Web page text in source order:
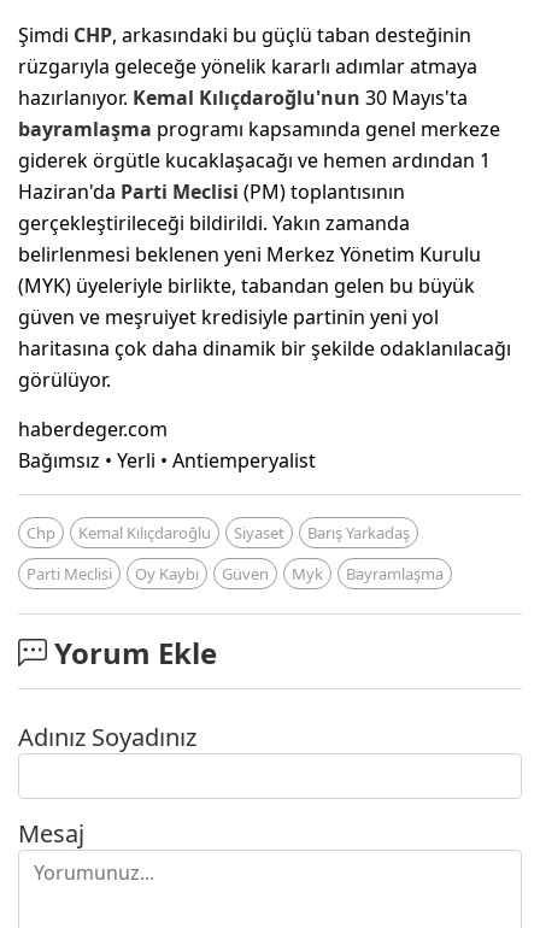
Şimdi CHP, arkasındaki bu güçlü taban desteğinin
rüzgarıyla geleceğe yönelik kararlı adımlar atmaya
hazırlanıyor. Kemal Kılıçdaroğlu'nun 30 Mayıs'ta
bayramlaşma programı kapsamında genel merkeze
giderek örgütle kucaklaşacağı ve hemen ardından 1
Haziran'da Parti Meclisi (PM) toplantısının
gerçekleştirileceği bildirildi. Yakın zamanda
belirlenmesi beklenen yeni Merkez Yönetim Kurulu
(MYK) üyeleriyle birlikte, tabandan gelen bu büyük
güven ve meşruiyet kredisiyle partinin yeni yol
haritasına çok daha dinamik bir şekilde odaklanılacağı
görülüyor.
haberdeger.com
Bağımsız • Yerli • Antiemperyalist
Chp Kemal Kılıçdaroğlu Siyaset
Barış Yarkadaş
Parti Meclisi
Oy Kaybı Güven Myk Bayramlaşma
Yorum Ekle
Adınız Soyadınız
Mesaj